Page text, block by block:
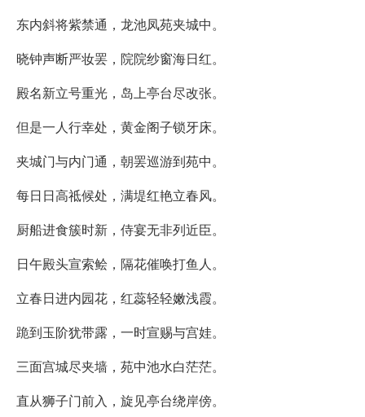
东内斜将紫禁通，龙池凤苑夹城中。
晓钟声断严妆罢，院院纱窗海日红。
殿名新立号重光，岛上亭台尽改张。
但是一人行幸处，黄金阁子锁牙床。
夹城门与内门通，朝罢巡游到苑中。
每日日高祗候处，满堤红艳立春风。
厨船进食簇时新，侍宴无非列近臣。
日午殿头宣索鲙，隔花催唤打鱼人。
立春日进内园花，红蕊轻轻嫩浅霞。
跪到玉阶犹带露，一时宣赐与宫娃。
三面宫城尽夹墙，苑中池水白茫茫。
直从狮子门前入，旋见亭台绕岸傍。